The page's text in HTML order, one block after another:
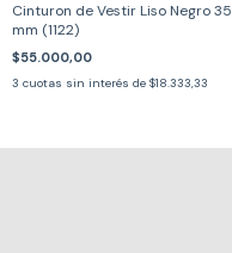
Cinturon de Vestir Liso Negro 35
mm (1122)
$55.000,00
3 cuotas sin interés de $18.333,33